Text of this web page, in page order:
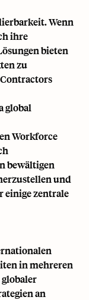
Wenn
ihre
bieten
zu
global
Workforce
bewältigen
und
einige zentrale
in mehreren
an